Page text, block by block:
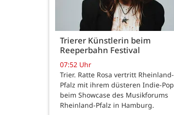
Trierer Künstlerin beim
Reeperbahn Festival
07:52 Uhr
Trier. Ratte Rosa vertritt Rheinland-
Pfalz mit ihrem düsteren Indie-Pop
beim Showcase des Musikforums
Rheinland-Pfalz in Hamburg.